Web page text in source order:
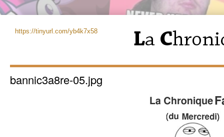
https://tinyurl.com/yb4k7x58
bannic3a8re-05.jpg